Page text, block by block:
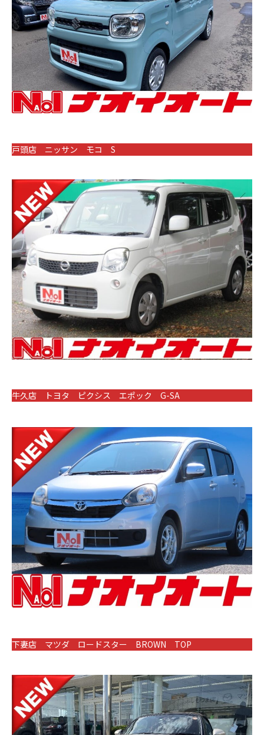
戸頭店 ニッサン モコ S
牛久店 トヨタ ピクシス エポック G-SA
下妻店 マツダ ロードスター BROWN TOP